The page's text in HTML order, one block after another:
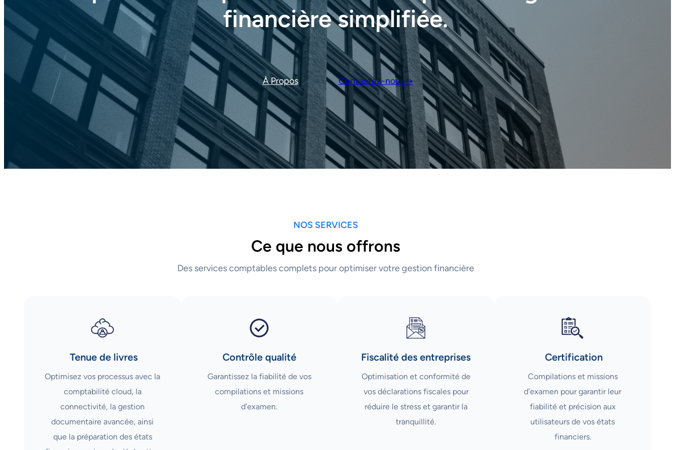
financière simplifiée.
À Propos Contactez-nous →
NOS SERVICES
Ce que nous offrons
Des services comptables complets pour optimiser votre gestion financière
Tenue de livres
Optimisez vos processus avec la
comptabilité cloud, la
connectivité, la gestion
documentaire avancée, ainsi
que la préparation des états
Contrôle qualité
Garantissez la fiabilité de vos
compilations et missions
d’examen.
Fiscalité des entreprises
Optimisation et conformité de
vos déclarations fiscales pour
réduire le stress et garantir la
tranquillité.
Certification
Compilations et missions
d’examen pour garantir leur
fiabilité et précision aux
utilisateurs de vos états
financiers.